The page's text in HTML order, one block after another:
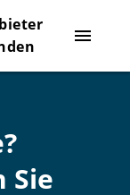
menu
Sie